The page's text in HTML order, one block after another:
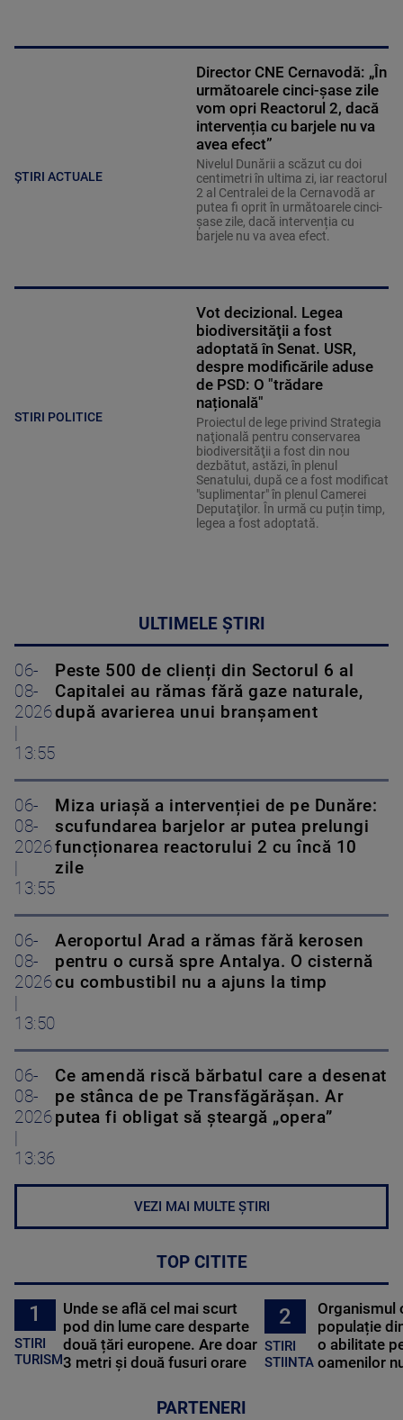
ȘTIRI ACTUALE
Director CNE Cernavodă: „În
următoarele cinci-șase zile
vom opri Reactorul 2, dacă
intervenția cu barjele nu va
avea efect”
Nivelul Dunării a scăzut cu doi
centimetri în ultima zi, iar reactorul
2 al Centralei de la Cernavodă ar
putea fi oprit în următoarele cinci-
șase zile, dacă intervenția cu
barjele nu va avea efect.
STIRI POLITICE
Vot decizional. Legea
biodiversităţii a fost
adoptată în Senat. USR,
despre modificările aduse
de PSD: O "trădare
națională"
Proiectul de lege privind Strategia
naţională pentru conservarea
biodiversităţii a fost din nou
dezbătut, astăzi, în plenul
Senatului, după ce a fost modificat
"suplimentar" în plenul Camerei
Deputaţilor. În urmă cu puțin timp,
legea a fost adoptată.
ULTIMELE ȘTIRI
06-
08-
2026
13:55
Peste 500 de clienți din Sectorul 6 al
Capitalei au rămas fără gaze naturale,
după avarierea unui branșament
06-
08-
2026
13:55
Miza uriașă a intervenției de pe Dunăre:
scufundarea barjelor ar putea prelungi
funcționarea reactorului 2 cu încă 10
zile
06-
08-
2026
13:50
Aeroportul Arad a rămas fără kerosen
pentru o cursă spre Antalya. O cisternă
cu combustibil nu a ajuns la timp
06-
08-
2026
13:36
Ce amendă riscă bărbatul care a desenat
pe stânca de pe Transfăgărășan. Ar
putea fi obligat să șteargă „opera”
VEZI MAI MULTE ȘTIRI
TOP CITITE
1
STIRI
TURISM
Unde se află cel mai scurt
pod din lume care desparte
două țări europene. Are doar
3 metri și două fusuri orare
2
STIRI
STIINTA
Organismul
populație
o abilitate
oamenilor
PARTENERI